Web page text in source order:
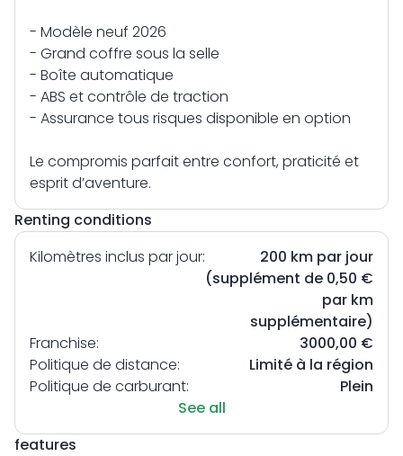
- Modèle neuf 2026
- Grand coffre sous la selle
- Boîte automatique
- ABS et contrôle de traction
- Assurance tous risques disponible en option
Le compromis parfait entre confort, praticité et
esprit d’aventure.
Renting conditions
Kilomètres inclus par jour:
200 km par jour
(supplément de 0,50 €
par km
supplémentaire)
Franchise:
3000,00 €
Politique de distance:
Limité à la région
Politique de carburant:
Plein
See all
features